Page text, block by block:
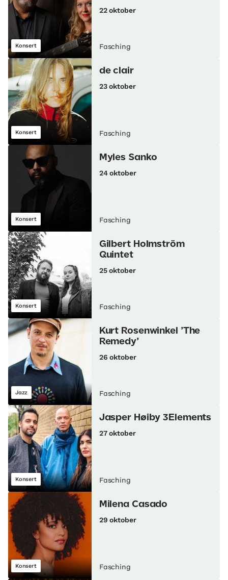
Konsert
22 oktober
Fasching
Konsert
de clair
23 oktober
Fasching
Konsert
Myles Sanko
24 oktober
Fasching
Konsert
Gilbert Holmström
Quintet
25 oktober
Fasching
Jazz
Kurt Rosenwinkel ’The
Remedy’
26 oktober
Fasching
Konsert
Jasper Høiby 3Elements
27 oktober
Fasching
Konsert
Milena Casado
29 oktober
Fasching